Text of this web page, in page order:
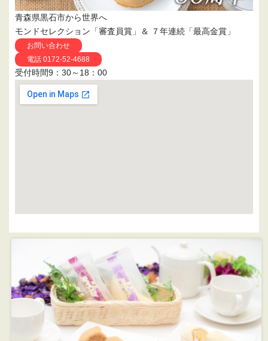
青森県黒石市から世界へ
モンドセレクション「審査員賞」＆ ７年連続「最高金賞」
お問い合わせ
電話 0172-52-4688
受付時間9：30～18：00